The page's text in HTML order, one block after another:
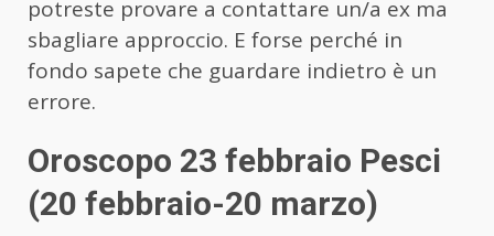
potreste provare a contattare un/a ex ma
sbagliare approccio. E forse perché in
fondo sapete che guardare indietro è un
errore.
Oroscopo 23 febbraio Pesci
(20 febbraio-20 marzo)